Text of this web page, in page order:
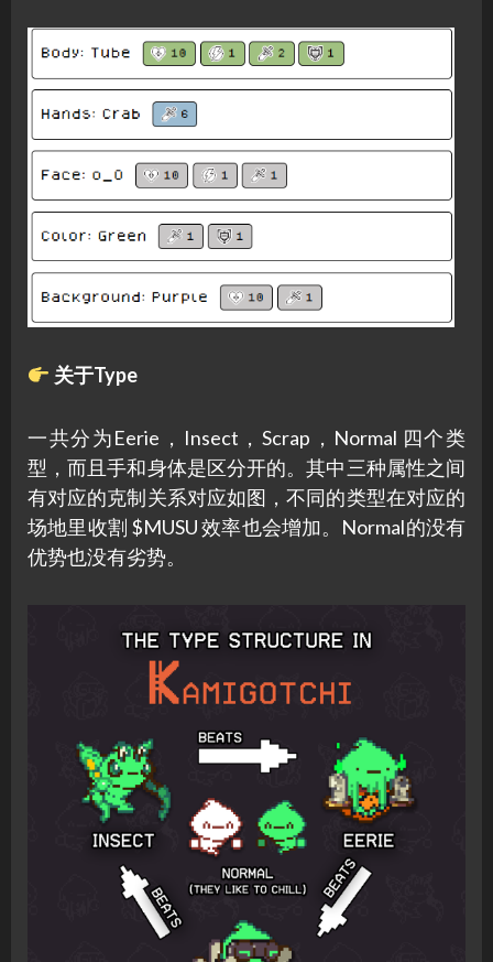
关于Type
一共分为Eerie，Insect，Scrap，Normal 四个类
型，而且手和身体是区分开的。其中三种属性之间
有对应的克制关系对应如图，不同的类型在对应的
场地里收割 $MUSU 效率也会增加。Normal的没有
优势也没有劣势。